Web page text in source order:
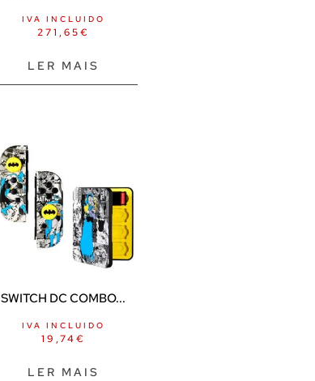
271,65€
IVA INCLUIDO
LER MAIS
SWITCH DC COMBO...
19,74€
IVA INCLUIDO
LER MAIS